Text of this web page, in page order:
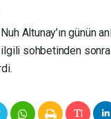
Altunay’ın günün
ilgili sohbetinden